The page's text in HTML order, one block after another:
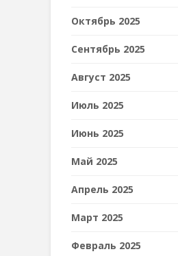
Октябрь 2025
Сентябрь 2025
Август 2025
Июль 2025
Июнь 2025
Май 2025
Апрель 2025
Март 2025
Февраль 2025